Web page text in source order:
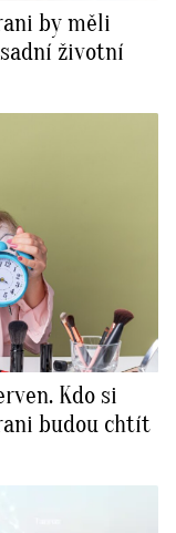
by měli
životní
Kdo si
budou chtít